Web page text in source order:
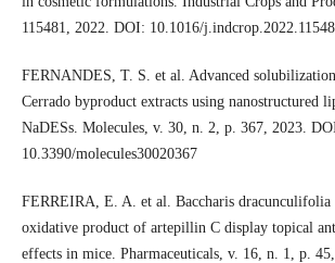
115481, 2022. DOI: 10.1016/
FERNANDES, T. S. et al. Advanced
Cerrado byproduct extracts using nanostructured
NaDESs. Molecules, v. 30, n. 2, p. 367, 2023.
10.3390/molecules30020367
FERREIRA, E. A. et al. Baccharis dracunculifolia
oxidative product of artepillin C display topical
effects in mice. Pharmaceuticals, v. 16, n. 1, p.